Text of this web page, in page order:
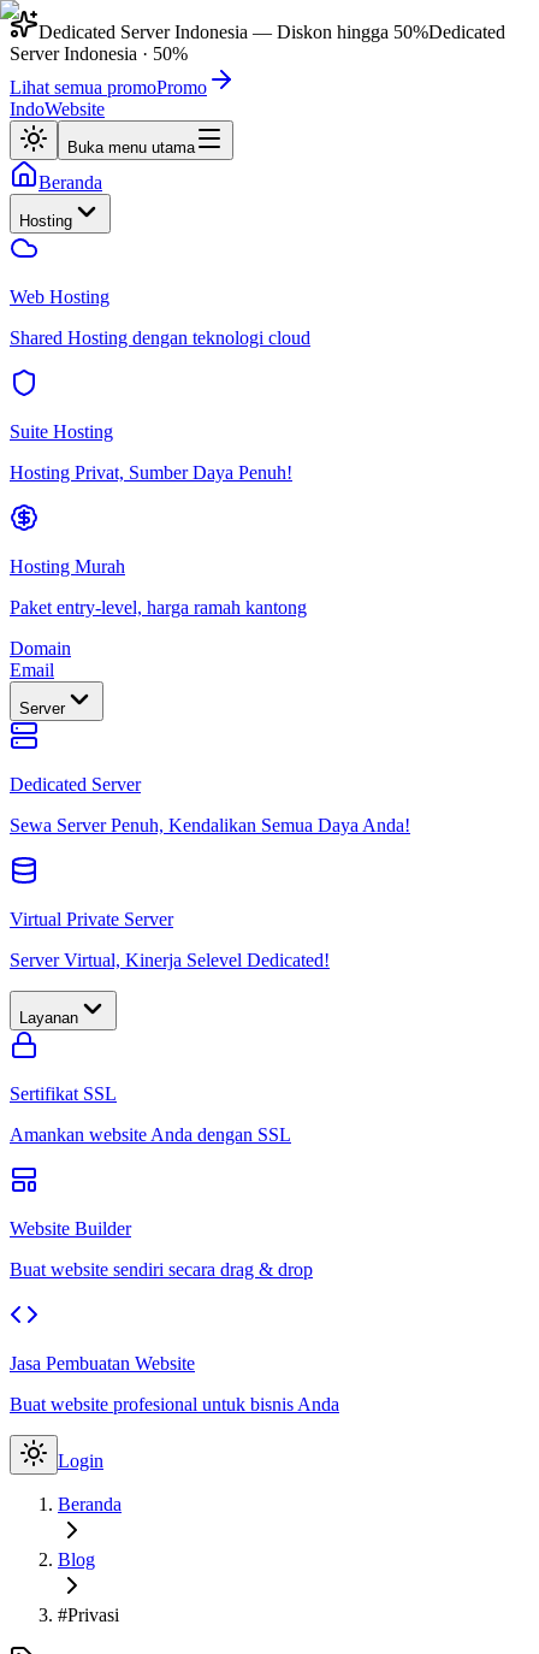
Dedicated Server Indonesia — Diskon hingga 50%Dedicated
Server Indonesia · 50%
Lihat semua promoPromo
IndoWebsite
Buka menu utama
Beranda
Hosting
Web Hosting
Shared Hosting dengan teknologi cloud
Suite Hosting
Hosting Privat, Sumber Daya Penuh!
Hosting Murah
Paket entry-level, harga ramah kantong
Domain
Email
Server
Dedicated Server
Sewa Server Penuh, Kendalikan Semua Daya Anda!
Virtual Private Server
Server Virtual, Kinerja Selevel Dedicated!
Layanan
Sertifikat SSL
Amankan website Anda dengan SSL
Website Builder
Buat website sendiri secara drag & drop
Jasa Pembuatan Website
Buat website profesional untuk bisnis Anda
Login
Beranda
Blog
#Privasi